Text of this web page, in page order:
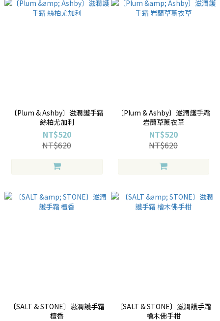
〔Plum & Ashby〕滋潤護手霜
絲柏尤加利
NT$520
NT$620
〔Plum & Ashby〕滋潤護手霜
岩蘭草薰衣草
NT$520
NT$620
〔SALT & STONE〕滋潤護手霜
檀香
〔SALT & STONE〕滋潤護手霜
檜木佛手柑